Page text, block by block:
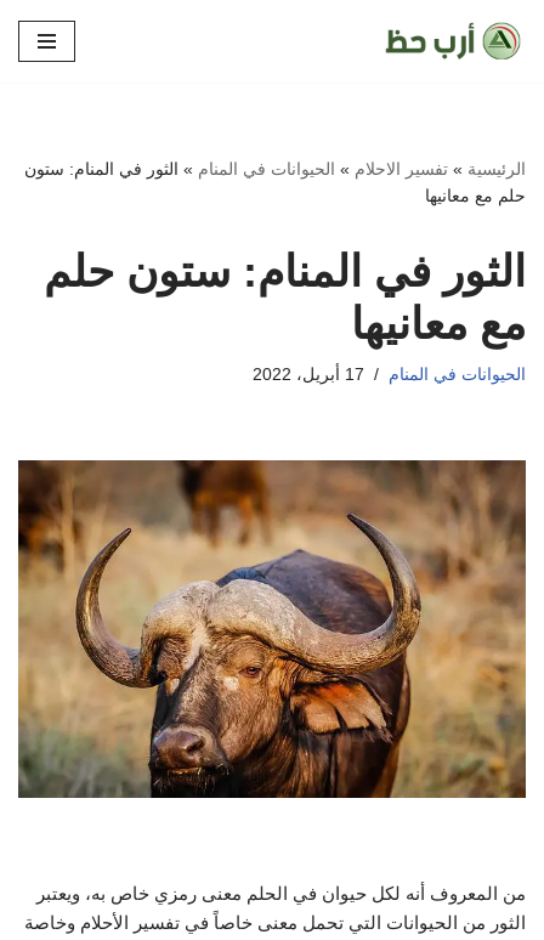
تخطى
الرئيسية » تفسير الاحلام » الحيوانات في المنام » الثور في المنام: ستون
حلم مع معانيها
الثور في المنام: ستون حلم
مع معانيها
الحيوانات في المنام 17 أبريل، 2022
من المعروف أنه لكل حيوان في الحلم معنى رمزي خاص به، ويعتبر
الثور من الحيوانات التي تحمل معنى خاصاً في تفسير الأحلام وخاصة